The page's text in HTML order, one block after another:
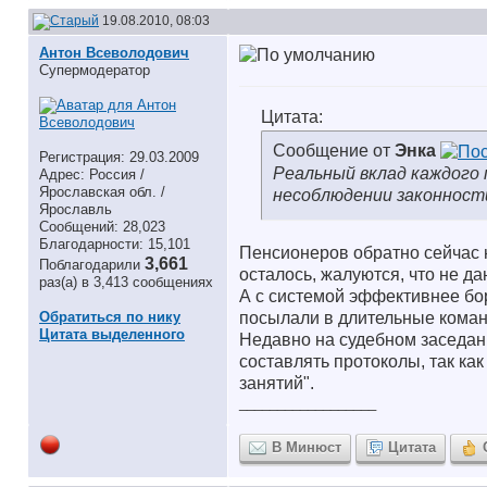
19.08.2010, 08:03
Антон Всеволодович
Супермодератор
Регистрация: 29.03.2009
Адрес: Россия /
Ярославская обл. /
Ярославль
Сообщений: 28,023
Благодарности: 15,101
Поблагодарили 3,661
раз(а) в 3,413 сообщениях
Обратиться по нику
Цитата выделенного
Цитата:
Сообщение от Энка
Реальный вклад
несоблюдении
Пенсионеров обратно
осталось, жалуются, что не
А с системой эффективнее
посылали в длительные
Недавно на судебном
составлять протоколы, так
занятий".
В Минюст Цитата